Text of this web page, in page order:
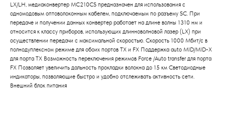
LX/LH, медиаконвертер MC210CS предназначен для использования с
одномодовым оптоволоконным кабелем, подключаемым по разъему SC. При
передаче и получении данных конвертер работает на длине волны 1310 нм и
относится к классу приборов, использующих длинноволновой лазер (LX) при
осуществлении передачи с максимальной скоростью. Скорость 1000 Мбит/с в
полнодуплексном режиме для обоих портов ТХ и FX Поддержка auto MID/MID-X
для порта ТХ Возможность переключения режимов Force /Auto transfer для порта
FX Позволяет увеличить дальность прокладки волокна до 15 км Светодиодные
индикаторы, позволяющие быстро и удобно отслеживать активность сети.
Внешний блок питания